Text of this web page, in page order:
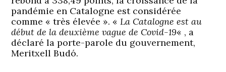
pandémie en Catalogne est considérée
comme « très élevée ». «La Catalogne est au
début de la deuxième vague de Covid-19« , a
déclaré la porte-parole du gouvernement,
Meritxell Budó.